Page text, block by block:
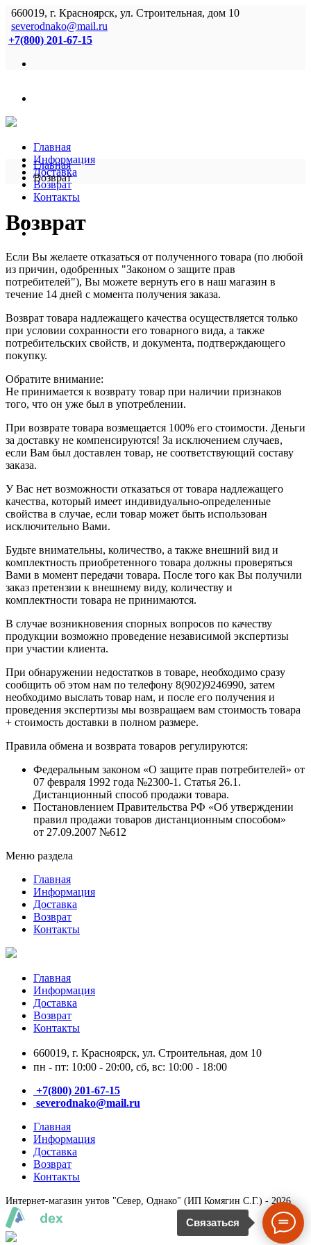
660019, г. Красноярск, ул. Строительная, дом 10
severodnako@mail.ru
+7(800) 201-67-15
Главная
Информация
Доставка
Возврат
Контакты
Главная
Возврат
Возврат
Если Вы желаете отказаться от полученного товара (по любой
из причин, одобренных "Законом о защите прав
потребителей"), Вы можете вернуть его в наш магазин в
течение 14 дней с момента получения заказа.
Возврат товара надлежащего качества осуществляется только
при условии сохранности его товарного вида, а также
потребительских свойств, и документа, подтверждающего
покупку.
Обратите внимание:
Не принимается к возврату товар при наличии признаков
того, что он уже был в употреблении.
При возврате товара возмещается 100% его стоимости. Деньги
за доставку не компенсируются! За исключением случаев,
если Вам был доставлен товар, не соответствующий составу
заказа.
У Вас нет возможности отказаться от товара надлежащего
качества, который имеет индивидуально-определенные
свойства в случае, если товар может быть использован
исключительно Вами.
Будьте внимательны, количество, а также внешний вид и
комплектность приобретенного товара должны проверяться
Вами в момент передачи товара. После того как Вы получили
заказ претензии к внешнему виду, количеству и
комплектности товара не принимаются.
В случае возникновения спорных вопросов по качеству
продукции возможно проведение независимой экспертизы
при участии клиента.
При обнаружении недостатков в товаре, необходимо сразу
сообщить об этом нам по телефону 8(902)9246990, затем
необходимо выслать товар нам, и после его получения и
проведения экспертизы мы возвращаем вам стоимость товара
+ стоимость доставки в полном размере.
Правила обмена и возврата товаров регулируются:
Федеральным законом «О защите прав потребителей» от
07 февраля 1992 года №2300-1. Статья 26.1.
Дистанционный способ продажи товара.
Постановлением Правительства РФ «Об утверждении
правил продажи товаров дистанционным способом»
от 27.09.2007 №612
Меню раздела
Главная
Информация
Доставка
Возврат
Контакты
Главная
Информация
Доставка
Возврат
Контакты
660019, г. Красноярск, ул. Строительная, дом 10
пн - пт: 10:00 - 20:00, сб, вс: 10:00 - 18:00
+7(800) 201-67-15
severodnako@mail.ru
Главная
Информация
Доставка
Возврат
Контакты
Связаться
Интернет-магазин унтов "Север, Однако" (ИП Комягин С.Г.) - 2026